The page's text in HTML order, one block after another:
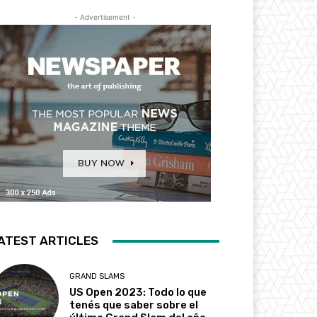
- Advertisement -
ARTICLES
GRAND SLAMS
US Open 2023: Todo lo que
tenés que saber sobre el